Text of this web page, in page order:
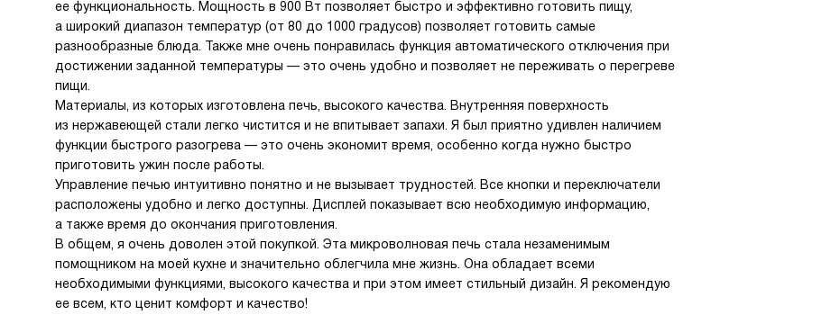
ее функциональность. Мощность в 900 Вт позволяет быстро и эффективно готовить пищу,
а широкий диапазон температур (от 80 до 1000 градусов) позволяет готовить самые
разнообразные блюда. Также мне очень понравилась функция автоматического отключения при
достижении заданной температуры — это очень удобно и позволяет не переживать о перегреве
пищи.
Материалы, из которых изготовлена печь, высокого качества. Внутренняя поверхность
из нержавеющей стали легко чистится и не впитывает запахи. Я был приятно удивлен наличием
функции быстрого разогрева — это очень экономит время, особенно когда нужно быстро
приготовить ужин после работы.
Управление печью интуитивно понятно и не вызывает трудностей. Все кнопки и переключатели
расположены удобно и легко доступны. Дисплей показывает всю необходимую информацию,
а также время до окончания приготовления.
В общем, я очень доволен этой покупкой. Эта микроволновая печь стала незаменимым
помощником на моей кухне и значительно облегчила мне жизнь. Она обладает всеми
необходимыми функциями, высокого качества и при этом имеет стильный дизайн. Я рекомендую
ее всем, кто ценит комфорт и качество!